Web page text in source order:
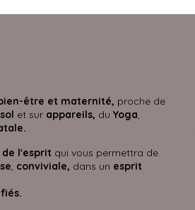
être et maternité, proche de
et sur appareils, du Yoga,
de l'esprit qui vous permettra de
, conviviale, dans un esprit